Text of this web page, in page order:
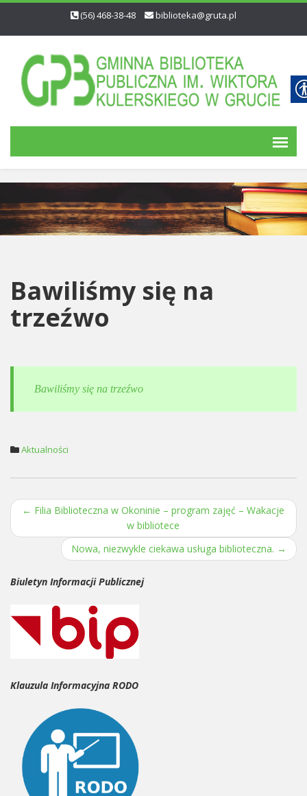
(56) 468-38-48 biblioteka@gruta.pl
Bawiliśmy się na
trzeźwo
Bawiliśmy się na trzeźwo
Aktualności
Post navigation
← Filia Biblioteczna w Okoninie – program zajęć – Wakacje
w bibliotece
Nowa, niezwykle ciekawa usługa biblioteczna. →
Biuletyn Informacji Publicznej
Klauzula Informacyjna RODO